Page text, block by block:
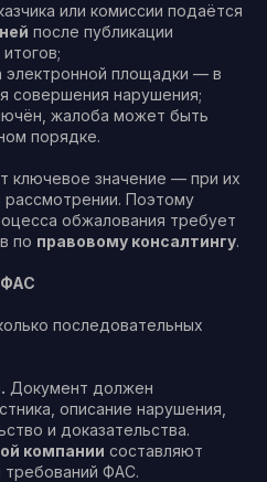
или комиссии подаётся
после публикации
электронной площадки — в
совершения нарушения;
жалоба может быть
порядке.
ключевое значение — при их
Поэтому
обжалования требует
по правовому консалтингу.
ФАС
последовательных
Документ должен
описание нарушения,
и доказательства.
компании составляют
требований ФАС.